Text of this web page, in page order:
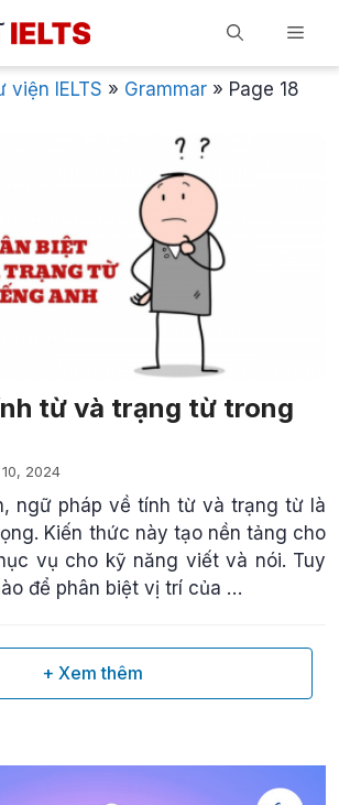
viện IELTS » Grammar » Page 18
từ và trạng từ trong
2024
ngữ pháp về tính từ và trạng từ là
Kiến thức này tạo nền tảng cho
vụ cho kỹ năng viết và nói. Tuy
để phân biệt vị trí của …
+ Xem thêm